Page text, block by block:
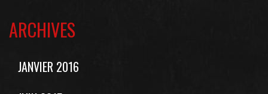
ARCHIVES
JANVIER 2016